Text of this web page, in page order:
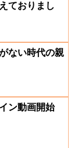
ておりまし
ない時代の親
ン動画開始